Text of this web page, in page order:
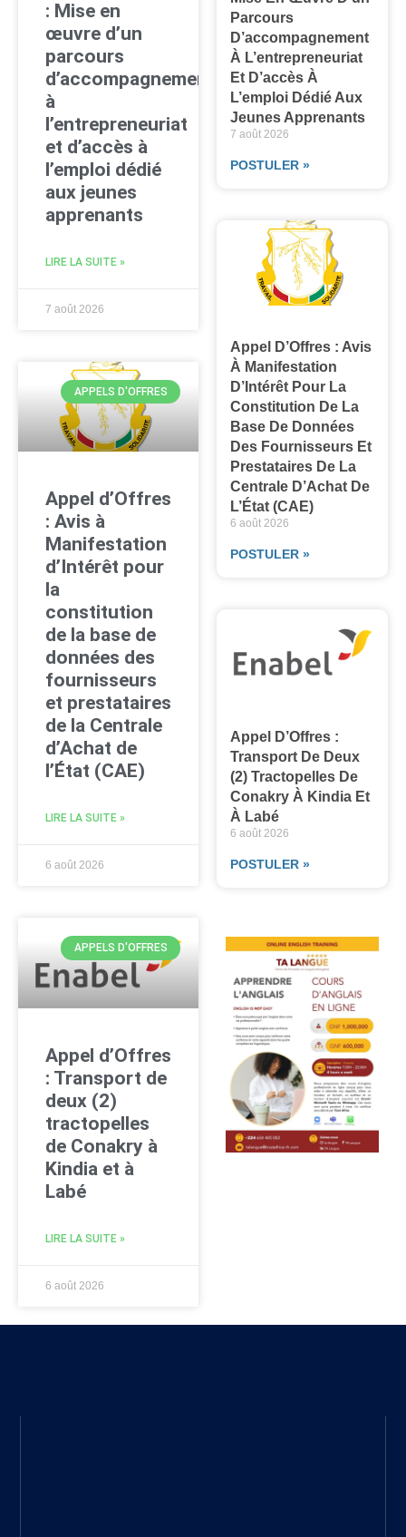
: Mise en
œuvre d’un
parcours
d’accompagnement
à
l’entrepreneuriat
et d’accès à
l’emploi dédié
aux jeunes
apprenants
LIRE LA SUITE »
7 août 2026
APPELS D'OFFRES
Appel d’Offres
: Avis à
Manifestation
d’Intérêt pour
la
constitution
de la base de
données des
fournisseurs
et prestataires
de la Centrale
d’Achat de
l’État (CAE)
LIRE LA SUITE »
6 août 2026
APPELS D'OFFRES
Appel d’Offres
: Transport de
deux (2)
tractopelles
de Conakry à
Kindia et à
Labé
LIRE LA SUITE »
6 août 2026
Parcours
D’accompagnement
À L’entrepreneuriat
Et D’accès À
L’emploi Dédié Aux
Jeunes Apprenants
7 août 2026
POSTULER »
Appel D’Offres : Avis
À Manifestation
D’Intérêt Pour La
Constitution De La
Base De Données
Des Fournisseurs Et
Prestataires De La
Centrale D’Achat De
L’État (CAE)
6 août 2026
POSTULER »
Appel D’Offres :
Transport De Deux
(2) Tractopelles De
Conakry À Kindia Et
À Labé
6 août 2026
POSTULER »